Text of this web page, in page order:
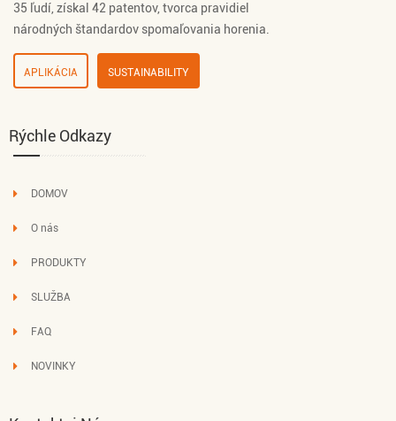
35 ľudí, získal 42 patentov, tvorca pravidiel
národných štandardov spomaľovania horenia.
APLIKÁCIA SUSTAINABILITY
Rýchle Odkazy
DOMOV
O nás
PRODUKTY
SLUŽBA
FAQ
NOVINKY